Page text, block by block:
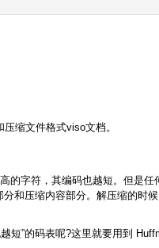
缩文件格式viso文档。
的字符，其编码也越短。但是
和压缩内容部分。解压缩的时
短”的码表呢?这里就要用到